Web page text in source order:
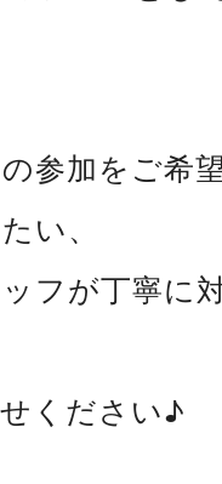
参加をご希
い、
フが丁寧に
ください♪